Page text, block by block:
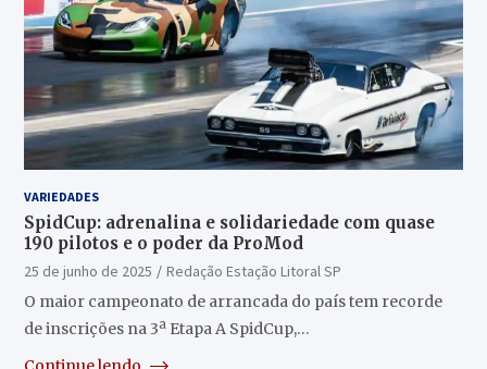
VARIEDADES
SpidCup: adrenalina e solidariedade com quase
190 pilotos e o poder da ProMod
25 de junho de 2025
Redação Estação Litoral SP
O maior campeonato de arrancada do país tem recorde
de inscrições na 3ª Etapa A SpidCup,…